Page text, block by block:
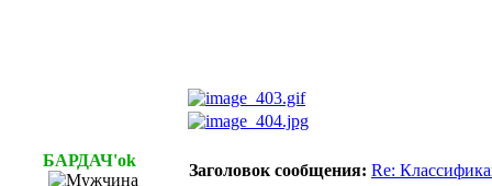
БАРДАЧ'ok
Заголовок сообщения: Re: